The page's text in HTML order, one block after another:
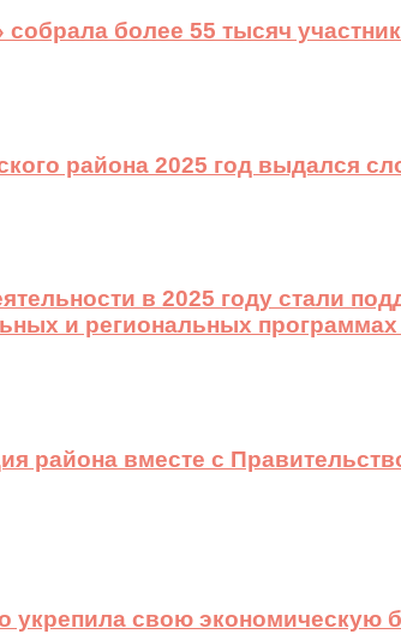
более 55 тысяч
района 2025 год выдался
в 2025 году стали
и региональных программах
района вместе с
укрепила свою экономическую